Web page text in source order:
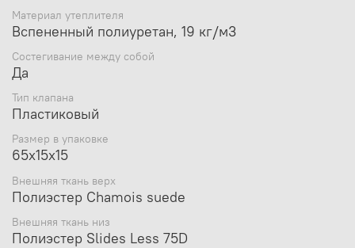
Материал утеплителя
Вспененный полиуретан, 19 кг/м3
Состегивание между собой
Да
Тип клапана
Пластиковый
Размер в упаковке
65х15х15
Внешняя ткань верх
Полиэстер Chamois suede
Внешняя ткань низ
Полиэстер Slides Less 75D